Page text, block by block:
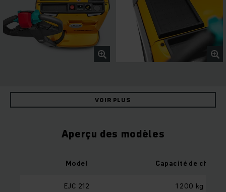
VOIR PLUS
Aperçu des modèles
Model Capacité de charge
EJC 212 1 200 kg